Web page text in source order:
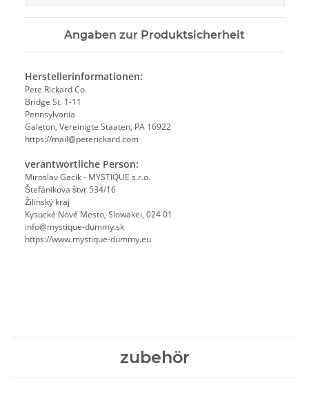
Angaben zur Produktsicherheit
Herstellerinformationen:
Pete Rickard Co.
Bridge St. 1-11
Pennsylvania
Galeton, Vereinigte Staaten, PA 16922
https://mail@peterickard.com
verantwortliche Person:
Miroslav Gacík - MYSTIQUE s.r.o.
Štefánikova štvr 534/16
Žilinský kraj
Kysucké Nové Mesto, Slowakei, 024 01
info@mystique-dummy.sk
https://www.mystique-dummy.eu
zubehör